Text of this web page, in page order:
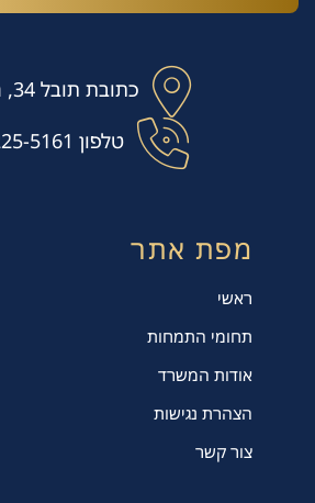
כתובת תובל 34, רמת גן
טלפון 5161
מפת אתר
ראשי
תחומי התמחות
אודות המשרד
הצהרת נגישות
צור קשר